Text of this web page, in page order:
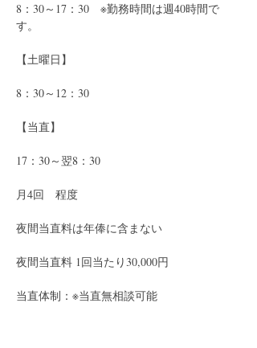
8：30～17：30　※勤務時間は週40時間で
す。
【土曜日】
8：30～12：30
【当直】
17：30～翌8：30
月4回　程度
夜間当直料は年俸に含まない
夜間当直料 1回当たり30,000円
当直体制：※当直無相談可能